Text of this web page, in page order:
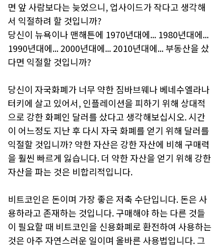
면 앞 사람보다는 늦었으니, 업사이드가 작다고 생각해
서 익절하려 할 것입니까?
당신이 뉴욕이나 맨해튼에 1970년대에... 1980년대에...
1990년대에... 2000년대에... 2010년대에... 부동산을 샀
다면 익절할 것입니까?
당신이 자국화폐가 너무 약한 짐바브웨나 베네수엘라나
터키에 살고 있어서, 인플레이션을 피하기 위해 상대적
으로 강한 화폐인 달러를 샀다고 생각해보십시오. 시간
이 어느정도 지난 후 다시 자국 화폐를 얻기 위해 달러를
익절할 것입니까? 약한 자산은 강한 자산에 비해 구매력
을 훨씬 빠르게 잃습니다. 더 약한 자산을 얻기 위해 강한
자산을 파는 것은 비합리적입니다.
비트코인은 돈이며 가장 좋은 저축 수단입니다. 돈은 사
용하라고 존재하는 것입니다. 구매해야 하는 다른 것들
이 필요할 때 비트코인을 신용화폐로 환전하여 사용하는
것은 아주 자연스러운 일이며 올바른 사용법입니다. 그